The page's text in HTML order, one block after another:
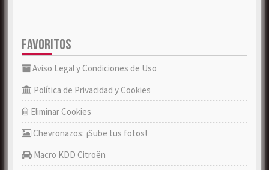
FAVORITOS
Aviso Legal y Condiciones de Uso
Política de Privacidad y Cookies
Eliminar Cookies
Chevronazos: ¡Sube tus fotos!
Macro KDD Citroën